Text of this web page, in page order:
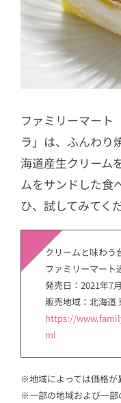
ファミリーマート
ラ」は、ふんわり
海道産生クリーム
ムをサンドした食
ひ、試してみてく
クリームと味わう
ファミリーマート
発売日：2021年7
販売地域：北海道
https://
ml
※地域によっては価格が
※一部の地域および一部